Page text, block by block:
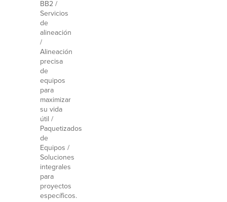
BB2 /
Servicios
de
alineación
/
Alineación
precisa
de
equipos
para
maximizar
su vida
útil /
Paquetizados
de
Equipos /
Soluciones
integrales
para
proyectos
específicos.